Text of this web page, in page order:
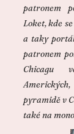
patronem
Loket, kde
a taky
patronem
Chicagu
pyramidě v
také na